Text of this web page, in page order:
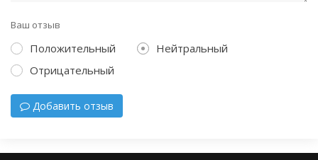
Ваш отзыв
Положительный
Нейтральный
Отрицательный
Добавить отзыв